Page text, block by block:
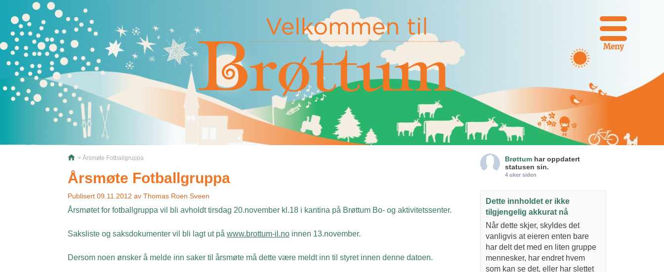
Meny
> Årsmøte Fotballgruppa
Årsmøte Fotballgruppa
Publisert 09.11.2012 av Thomas Roen Sveen
Årsmøtet for fotballgruppa vil bli avholdt tirsdag 20.november kl.18 i kantina på Brøttum Bo- og aktivitetssenter.
Saksliste og saksdokumenter vil bli lagt ut på www.brottum-il.no innen 13.november.
Dersom noen ønsker å melde inn saker til årsmøte må dette være meldt inn til styret innen denne datoen.
Brøttum har oppdatert
statusen sin.
4 uker siden
Dette innholdet er ikke
tilgjengelig akkurat nå
Når dette skjer, skyldes det
vanligvis at eieren enten bare
har delt det med en liten gruppe
mennesker, har endret hvem
som kan se det, eller har slettet